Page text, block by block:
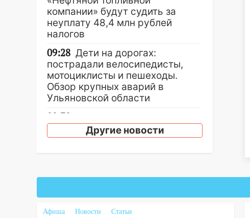
компании» будут судить за
неуплату 48,4 млн рублей
налогов
09:28 Дети на дорогах:
пострадали велосипедисты,
мотоциклисты и пешеходы.
Обзор крупных аварий в
Ульяновской области
08:30
сгоревших домов и выстрел за
водку
Ульяновске останется
закрытым до утра 10 августа
Другие новости
Афиша Новости
Статьи